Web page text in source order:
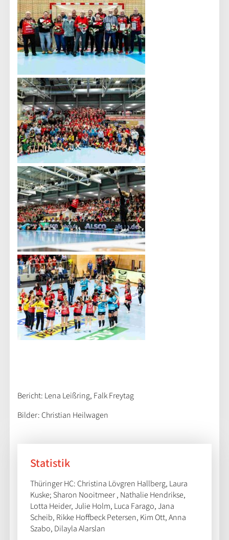
Bericht: Lena Leißring, Falk Freytag
Bilder: Christian Heilwagen
Statistik
Thüringer HC: Christina Lövgren Hallberg, Laura
Kuske; Sharon Nooitmeer , Nathalie Hendrikse,
Lotta Heider, Julie Holm, Luca Farago, Jana
Scheib, Rikke Hoffbeck Petersen, Kim Ott, Anna
Szabo, Dilayla Alarslan